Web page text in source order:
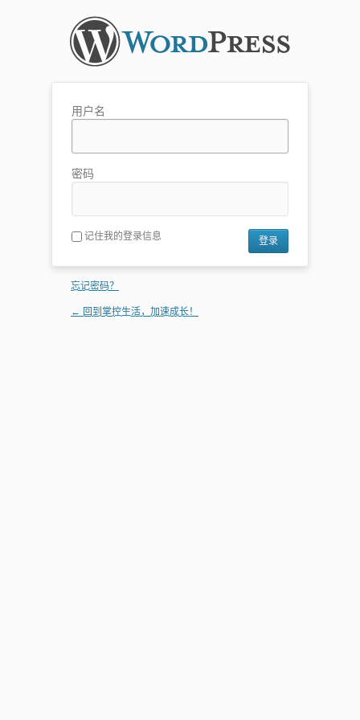
用户名
密码
记住我的登录信息
忘记密码？
← 回到掌控生活，加速成长！